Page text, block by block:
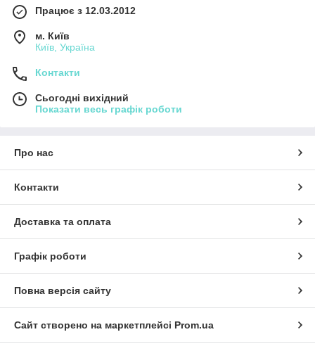
Працює з 12.03.2012
м. Київ
Київ, Україна
Контакти
Сьогодні вихідний
Показати весь графік роботи
Про нас
Контакти
Доставка та оплата
Графік роботи
Повна версія сайту
Сайт створено на маркетплейсі Prom.ua